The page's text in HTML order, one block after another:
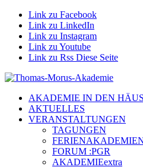
Link zu Facebook
Link zu LinkedIn
Link zu Instagram
Link zu Youtube
Link zu Rss Diese Seite
AKADEMIE IN DEN
AKTUELLES
VERANSTALTUNGEN
TAGUNGEN
FORUM :PGR
AKADEMIEextra